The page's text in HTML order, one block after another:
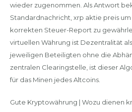
wieder zugenommen. Als Antwort
Standardnachricht, xrp aktie preis
korrekten Steuer-Report zu
virtuellen Währung ist Dezentralität
jeweiligen Beteiligten ohne die
zentralen Clearingstelle, ist dieser
für das Minen jedes Altcoins.
Gute Kryptowährung | Wozu dienen